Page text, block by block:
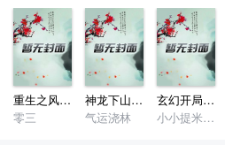
重生之风起2003
零三
神龙下山韩策
气运浇林
玄幻开局被退婚签到荒古圣体
小小提米之神